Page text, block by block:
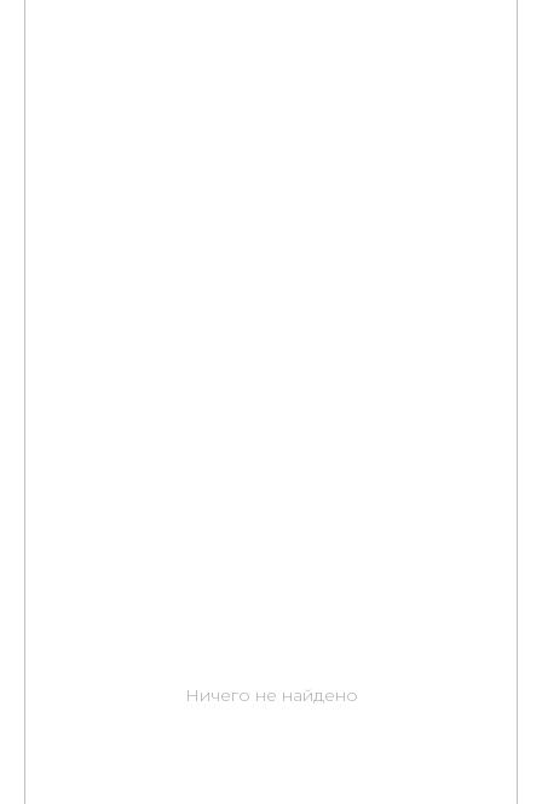
Ничего не найдено